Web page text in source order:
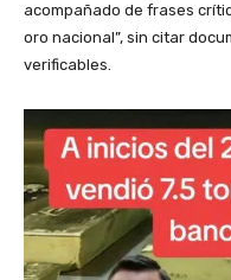
acompañado de frases
oro nacional”, sin citar
verificables.